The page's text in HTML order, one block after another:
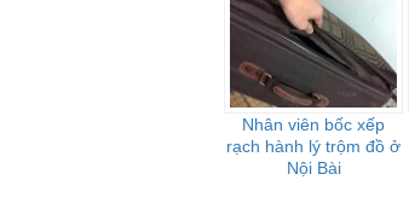
Nhân viên bốc xếp
rạch hành lý trộm đồ ở
Nội Bài